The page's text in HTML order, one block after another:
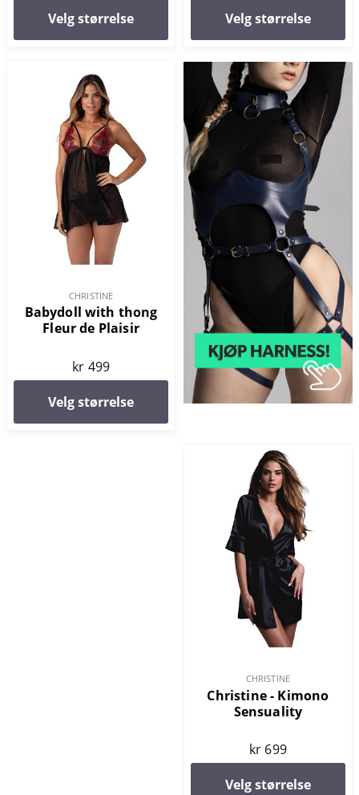
Velg størrelse Velg størrelse
CHRISTINE
Babydoll with thong
Fleur de Plaisir
kr 499
Velg størrelse
CHRISTINE
Christine - Kimono
Sensuality
kr 699
Velg størrelse